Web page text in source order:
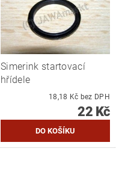
Simerink startovací
hřídele
18,18 Kč bez DPH
22 Kč